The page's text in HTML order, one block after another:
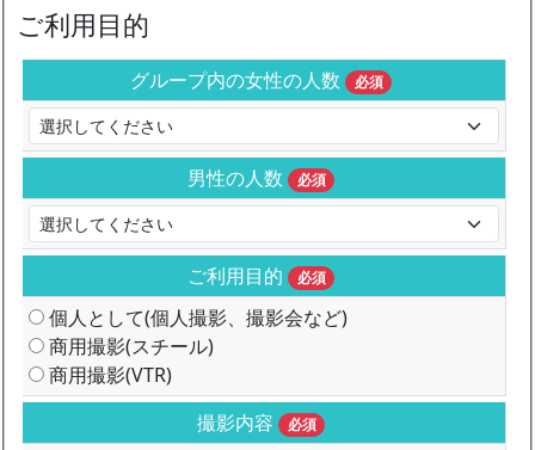
ご利用目的
グループ内の女性の人数 必須
男性の人数 必須
ご利用目的 必須
個人として(個人撮影、撮影会など)
商用撮影(スチール)
商用撮影(VTR)
撮影内容
必須